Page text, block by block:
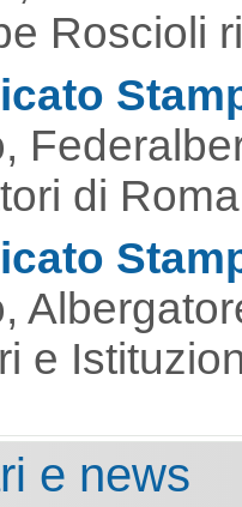
Roscioli
di Roma
e
e news